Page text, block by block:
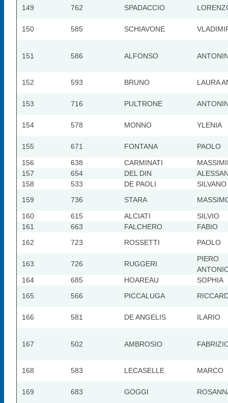
149
762 SPADACCIO
150 585 SCHIAVONE
151 586 ALFONSO
152 593 BRUNO LAURA
153 716 PULTRONE
154 578 MONNO YLENIA
155 671 FONTANA
PAOLO
156
638 CARMINATI
157
654 DEL DIN
158
533 DE PAOLI
SILVANO
159
736 STARA
160
615 ALCIATI
SILVIO
161
663 FALCHERO
FABIO
162
723 ROSSETTI PAOLO
163 726 RUGGERI
PIERO
164
685 HOAREAU
SOPHIA
165
566 PICCALUGA
166 581 DE ANGELIS ILARIO
167 502 AMBROSIO
168 583 LECASELLE MARCO
169 683 GOGGI